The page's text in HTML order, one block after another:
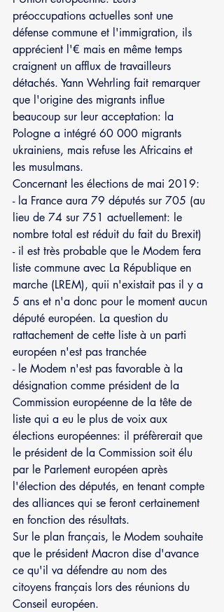
préoccupations actuelles sont une
défense commune et l'immigration, ils
apprécient l'€ mais en même temps
craignent un afflux de travailleurs
détachés. Yann Wehrling fait remarquer
que l'origine des migrants influe
beaucoup sur leur acceptation: la
Pologne a intégré 60 000 migrants
ukrainiens, mais refuse les Africains et
les musulmans.
Concernant les élections de mai 2019:
- la France aura 79 députés sur 705 (au
lieu de 74 sur 751 actuellement: le
nombre total est réduit du fait du Brexit)
- il est très probable que le Modem fera
liste commune avec La République en
marche (LREM), quii n'existait pas il y a
5 ans et n'a donc pour le moment aucun
député européen. La question du
rattachement de cette liste à un parti
européen n'est pas tranchée
- le Modem n'est pas favorable à la
désignation comme président de la
Commission européenne de la tête de
liste qui a eu le plus de voix aux
élections européennes: il préfèrerait que
le président de la Commission soit élu
par le Parlement européen après
l'élection des députés, en tenant compte
des alliances qui se feront certainement
en fonction des résultats.
Sur le plan français, le Modem souhaite
que le président Macron dise d'avance
ce qu'il va défendre au nom des
citoyens français lors des réunions du
Conseil européen.